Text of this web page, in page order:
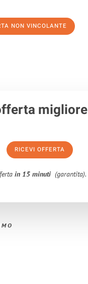
NON VINCOLANTE
migliore
RICEVI OFFERTA
in 15 minuti (garantita).